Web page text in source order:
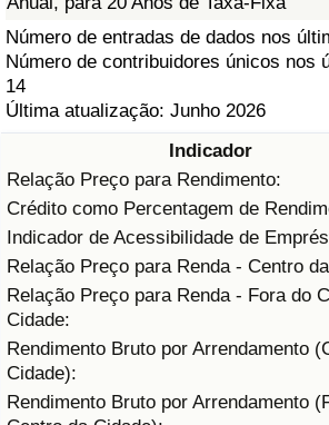
Número de entradas de dados nos
Número de contribuidores únicos nos
14
Última atualização: Junho 2026
Indicador
Relação Preço para Rendimento:
Crédito como Percentagem de
Indicador de Acessibilidade de
Relação Preço para Renda - Centro
Relação Preço para Renda - Fora do
Cidade:
Rendimento Bruto por Arrendamento
Cidade):
Rendimento Bruto por Arrendamento
Indicador de Saúde
Indicador de Saúde por País
Poluição
Indicador de Poluição (Atual)
Índice de poluição
Indicador de Poluição por País
Trânsito